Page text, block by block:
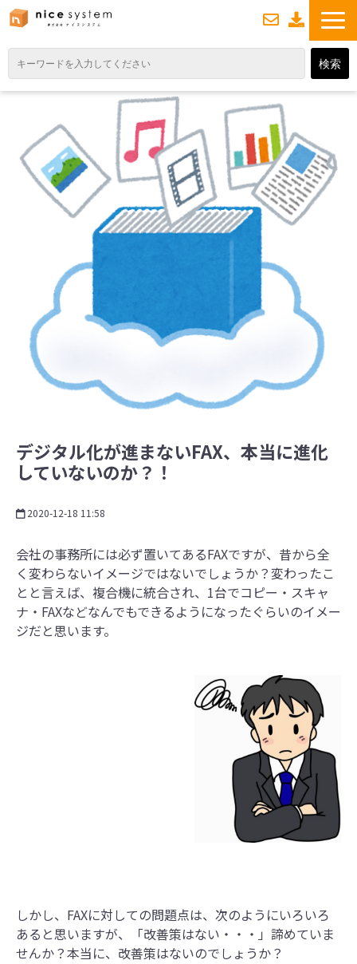
TOP
サービス紹介
業務DXソリューション
業務から探す
導入事例
デジタル化が進まないFAX、本当に進化
していないのか？！
2020-12-18 11:58
会社の事務所には必ず置いてあるFAXですが、昔から全
く変わらないイメージではないでしょうか？変わったこ
とと言えば、複合機に統合され、1台でコピー・スキャ
ナ・FAXなどなんでもできるようになったぐらいのイメー
ジだと思います。
しかし、FAXに対しての問題点は、次のようにいろいろ
あると思いますが、「改善策はない・・・」諦めていま
せんか？本当に、改善策はないのでしょうか？